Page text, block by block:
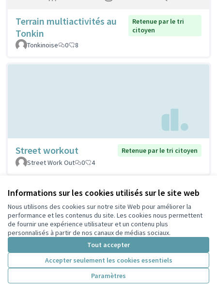
Informations sur les cookies utilisés sur le site web
Nous utilisons des cookies sur notre site Web pour améliorer la
performance et les contenus du site. Les cookies nous permettent
de fournir une expérience utilisateur et un contenu plus
personnalisés à partir de nos canaux de médias sociaux.
Tout accepter
Accepter seulement les cookies essentiels
Paramètres
Terrain multiactivités au
Tonkin
Retenue par le tri
citoyen
Tonkinoise
0 8
Street workout
Retenue par le tri citoyen
Street Work Out
0 4
Stations de réparation
vélos
Retenue par le tri